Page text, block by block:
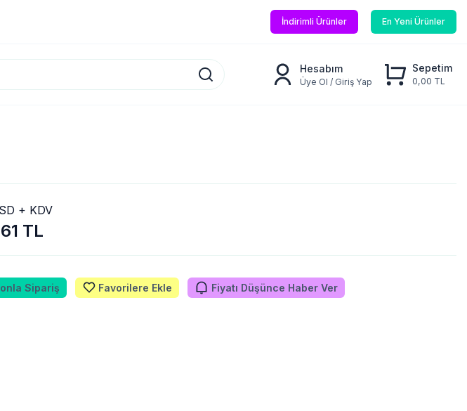
İndirimli Ürünler En Yeni Ürünler
Hesabım
Üye Ol / Giriş Yap
Sepetim
0,00 TL
TL
+ KDV
Sipariş Favorilere Ekle Fiyatı Düşünce Haber Ver